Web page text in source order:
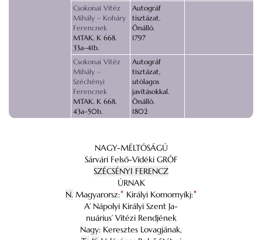
Csokonai Vitéz
Mihály – Koháry
Ferencnek
MTAK. K 668.
33a–41b.
Autográf
tisztázat.
Önálló.
1797
Csokonai Vitéz
Mihály –
Széchényi
Ferencnek
MTAK. K 668.
43a–50b.
Autográf
tisztázat,
utólagos
javításokkal.
Önálló.
1802
NAGY-MÉLTÓSÁGÚ
Sárvári Felső-Vídéki GRÓF
SZÉCSÉNYI FERENCZ
ÚRNAK
N. Magyarorsz:* Királyi Komornyíkj:*
A’ Nápolyi Királyi Szent Ja-
nuárius’ Vitézi Rendjének
Nagy: Keresztes Lovagjának,